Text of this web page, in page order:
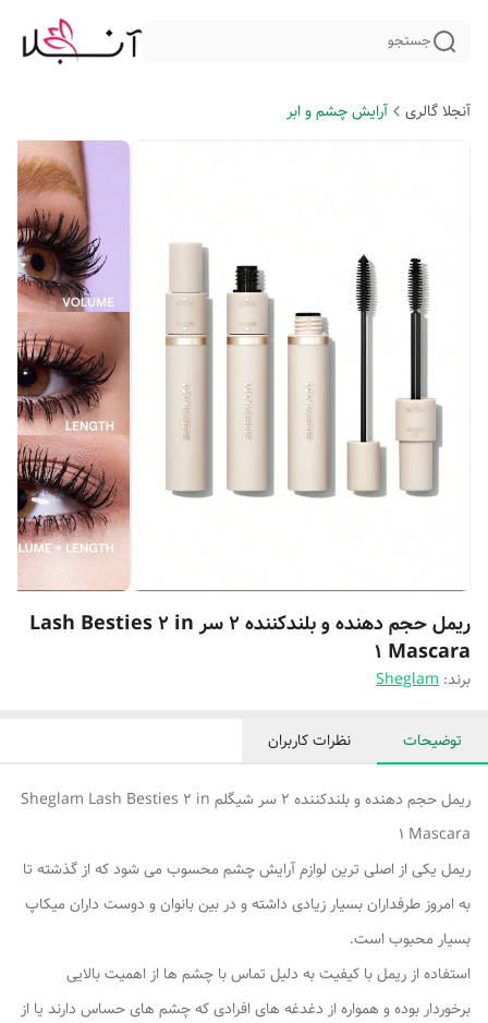
جستجو
آنجلا گالری آرایش چشم و ابر
ریمل حجم دهنده و بلندکننده 2 سر Lash Besties 2 in
1 Mascara
برند: Sheglam
توضیحات نظرات کاربران
ریمل حجم دهنده و بلندکننده 2 سر شیگلم Sheglam Lash Besties 2 in
1 Mascara
ریمل یکی از اصلی ترین لوازم آرایش چشم محسوب می شود که از گذشته تا
به امروز طرفداران بسیار زیادی داشته و در بین بانوان و دوست داران میکاپ
بسیار محبوب است.
استفاده از ریمل با کیفیت به دلیل تماس با چشم ها از اهمیت بالایی
برخوردار بوده و همواره از دغدغه های افرادی که چشم های حساس دارند یا از